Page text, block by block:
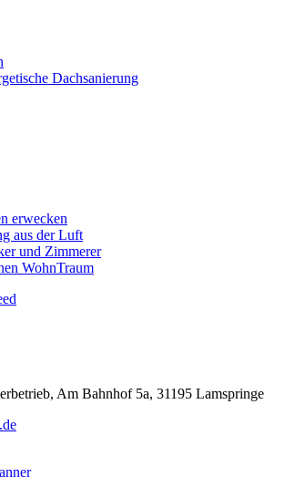
Dachsanierung
erwecken
aus der Luft
und Zimmerer
WohnTraum
Am Bahnhof 5a, 31195 Lamspringe